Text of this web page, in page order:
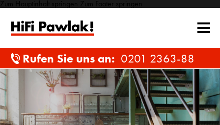
Zum Hauptinhalt springen Zum Footer springen
Rufen Sie uns an: 0201 2363-88